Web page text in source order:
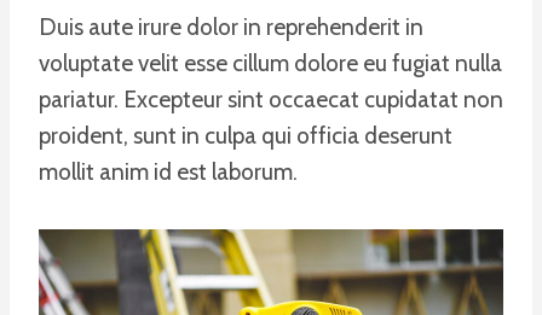
Duis aute irure dolor in reprehenderit in
voluptate velit esse cillum dolore eu fugiat nulla
pariatur. Excepteur sint occaecat cupidatat non
proident, sunt in culpa qui officia deserunt
mollit anim id est laborum.